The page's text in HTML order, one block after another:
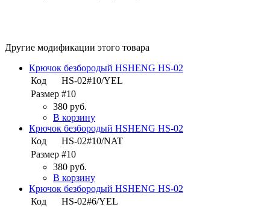
Другие модификации этого товара
Крючок безбородый HSHENG HS-02
Код
HS-02#10/YEL
Размер #10
380 руб.
В корзину
Крючок безбородый HSHENG HS-02
Код
HS-02#10/NAT
Размер #10
380 руб.
В корзину
Крючок безбородый HSHENG HS-02
Код
HS-02#6/YEL